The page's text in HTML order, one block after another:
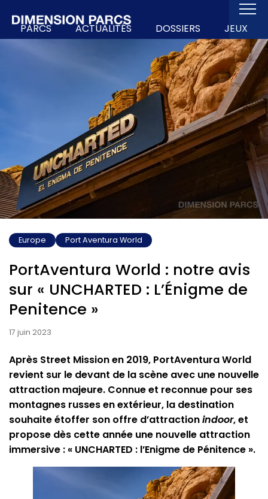
PARCS ACTUALITÉS DOSSIERS JEUX
Europe Port Aventura World
PortAventura World : notre avis
sur « UNCHARTED : L’Énigme de
Penitence »
17 juin 2023
Après Street Mission en 2019, PortAventura World
revient sur le devant de la scène avec une nouvelle
attraction majeure. Connue et reconnue pour ses
montagnes russes en extérieur, la destination
souhaite étoffer son offre d’attractionindoor, et
propose dès cette année une nouvelle attraction
immersive : « UNCHARTED : l’Enigme de Pénitence ».